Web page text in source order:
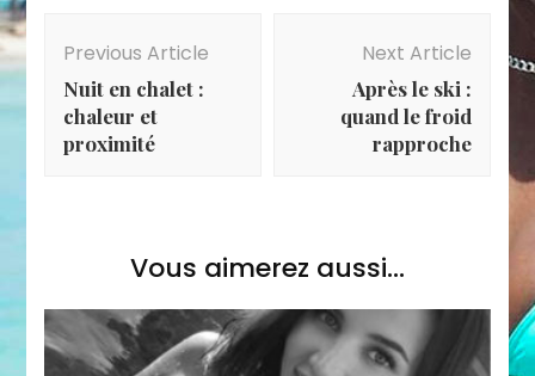
Navigation
Previous Article
Nuit en chalet :
chaleur et
proximité
Next Article
Après le ski :
quand le froid
rapproche
Vous aimerez aussi...